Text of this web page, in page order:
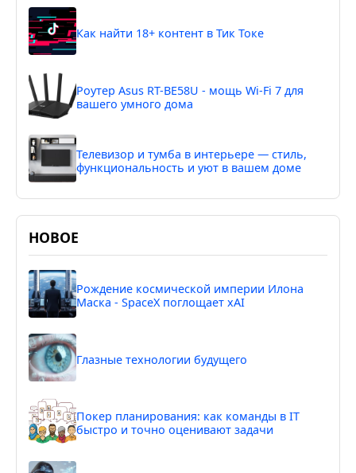
Как найти 18+ контент в Тик Токе
Роутер Asus RT-BE58U - мощь Wi-Fi 7 для
вашего умного дома
Телевизор и тумба в интерьере — стиль,
функциональность и уют в вашем доме
НОВОЕ
Рождение космической империи Илона
Маска - SpaceX поглощает xAI
Глазные технологии будущего
Покер планирования: как команды в IT
быстро и точно оценивают задачи